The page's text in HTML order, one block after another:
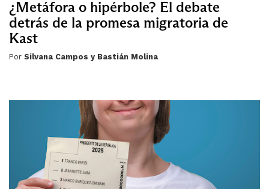
¿Metáfora o hipérbole? El debate
detrás de la promesa migratoria de
Kast
Por Silvana Campos y Bastián Molina